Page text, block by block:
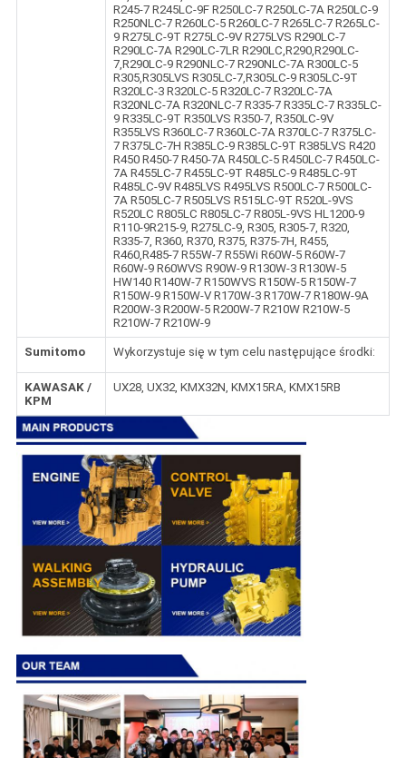
R245-7 R245LC-9F R250LC-7 R250LC-7A R250LC-9
R250NLC-7 R260LC-5 R260LC-7 R265LC-7 R265LC-
9 R275LC-9T R275LC-9V R275LVS R290LC-7
R290LC-7A R290LC-7LR R290LC,R290,R290LC-
7,R290LC-9 R290NLC-7 R290NLC-7A R300LC-5
R305,R305LVS R305LC-7,R305LC-9 R305LC-9T
R320LC-3 R320LC-5 R320LC-7 R320LC-7A
R320NLC-7A R320NLC-7 R335-7 R335LC-7 R335LC-
9 R335LC-9T R350LVS R350-7, R350LC-9V
R355LVS R360LC-7 R360LC-7A R370LC-7 R375LC-
7 R375LC-7H R385LC-9 R385LC-9T R385LVS R420
R450 R450-7 R450-7A R450LC-5 R450LC-7 R450LC-
7A R455LC-7 R455LC-9T R485LC-9 R485LC-9T
R485LC-9V R485LVS R495LVS R500LC-7 R500LC-
7A R505LC-7 R505LVS R515LC-9T R520L-9VS
R520LC R805LC R805LC-7 R805L-9VS HL1200-9
R110-9R215-9, R275LC-9, R305, R305-7, R320,
R335-7, R360, R370, R375, R375-7H, R455,
R460,R485-7 R55W-7 R55Wi R60W-5 R60W-7
R60W-9 R60WVS R90W-9 R130W-3 R130W-5
HW140 R140W-7 R150WVS R150W-5 R150W-7
R150W-9 R150W-V R170W-3 R170W-7 R180W-9A
R200W-3 R200W-5 R200W-7 R210W R210W-5
R210W-7 R210W-9
Sumitomo Wykorzystuje się w tym celu następujące środki:
KAWASAK /
KPM
UX28, UX32, KMX32N, KMX15RA, KMX15RB